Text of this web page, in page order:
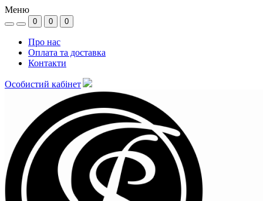
Меню
0 0 0
Про нас
Оплата та доставка
Контакти
Особистий кабінет